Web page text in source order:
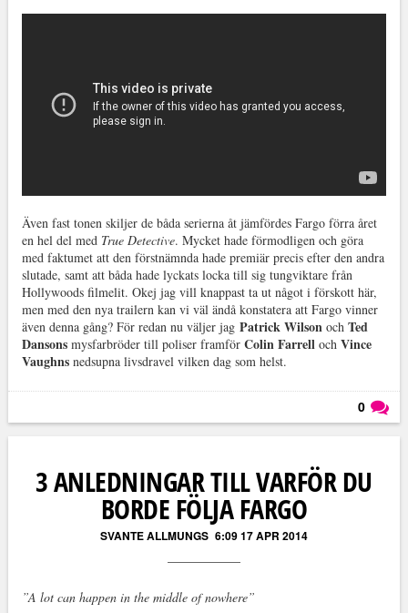
Även fast tonen skiljer de båda serierna åt jämfördes Fargo förra året
en hel del med True Detective. Mycket hade förmodligen och göra
med faktumet att den förstnämnda hade premiär precis efter den andra
slutade, samt att båda hade lyckats locka till sig tungviktare från
Hollywoods filmelit. Okej jag vill knappast ta ut något i förskott här,
men med den nya trailern kan vi väl ändå konstatera att Fargo vinner
även denna gång? För redan nu väljer jag Patrick Wilsonoch Ted
Dansons mysfarbröder till poliser framför Colin Farrelloch Vince
Vaughnsnedsupna livsdravel vilken dag som helst.
0
3 ANLEDNINGAR TILL VARFÖR DU
BORDE FÖLJA FARGO
SVANTE ALLMUNGS 6:09 17 APR 2014
”A lot can happen in the middle of nowhere”